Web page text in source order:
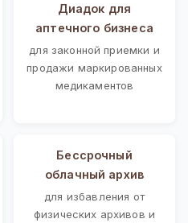
Диадок для
аптечного бизнеса
для законной приемки и
продажи маркированных
медикаментов
Бессрочный
облачный архив
для избавления от
физических архивов и